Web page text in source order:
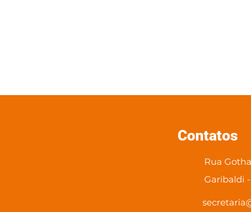
Contatos
Rua
Garibaldi